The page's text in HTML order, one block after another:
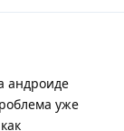
андроиде
уже